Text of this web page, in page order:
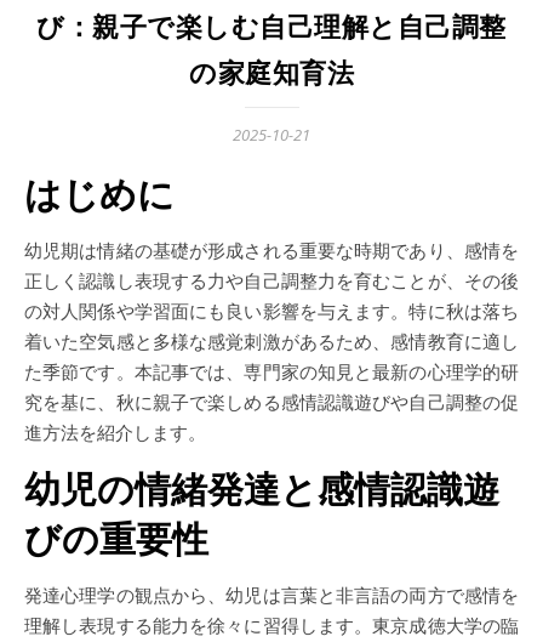
び：親子で楽しむ自己理解と自己調整
の家庭知育法
2025-10-21
はじめに
幼児期は情緒の基礎が形成される重要な時期であり、感情を
正しく認識し表現する力や自己調整力を育むことが、その後
の対人関係や学習面にも良い影響を与えます。特に秋は落ち
着いた空気感と多様な感覚刺激があるため、感情教育に適し
た季節です。本記事では、専門家の知見と最新の心理学的研
究を基に、秋に親子で楽しめる感情認識遊びや自己調整の促
進方法を紹介します。
幼児の情緒発達と感情認識遊
びの重要性
発達心理学の観点から、幼児は言葉と非言語の両方で感情を
理解し表現する能力を徐々に習得します。東京成徳大学の臨